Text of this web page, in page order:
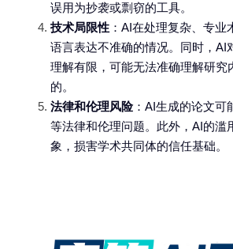
误用为抄袭或剽窃的工具。
技术局限性 ：AI在处理复杂、专
语言表达不准确的情况。同时，AI
理解有限，可能无法准确理解研究
的。
法律和伦理风险：AI生成的论文可
等法律和伦理问题。此外，AI的滥
象，损害学术共同体的信任基础。